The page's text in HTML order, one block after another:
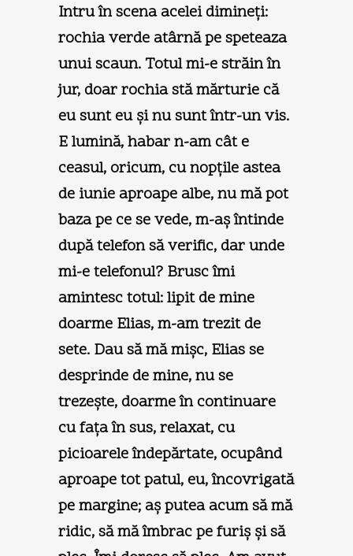
Intru în scena acelei dimineţi:
rochia verde atârnă pe speteaza
unui scaun. Totul mi-e străin în
jur, doar rochia stă mărturie că
eu sunt eu şi nu sunt într-un vis.
E lumină, habar n-am cât e
ceasul, oricum, cu nopţile astea
de iunie aproape albe, nu mă pot
baza pe ce se vede, m-aş întinde
după telefon să verific, dar unde
mi-e telefonul? Brusc îmi
amintesc totul: lipit de mine
doarme Elias, m-am trezit de
sete. Dau să mă mişc, Elias se
desprinde de mine, nu se
trezeşte, doarme în continuare
cu faţa în sus, relaxat, cu
picioarele îndepărtate, ocupând
aproape tot patul, eu, încovrigată
pe margine; aş putea acum să mă
ridic, să mă îmbrac pe furiş şi să